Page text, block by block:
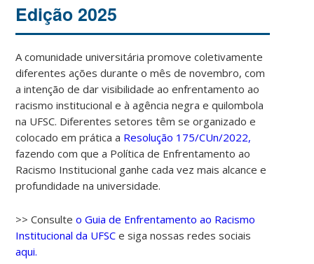
Edição 2025
A comunidade universitária promove coletivamente
diferentes ações durante o mês de novembro, com
a intenção de dar visibilidade ao enfrentamento ao
racismo institucional e à agência negra e quilombola
na UFSC. Diferentes setores têm se organizado e
colocado em prática a Resolução 175/CUn/2022,
fazendo com que a Política de Enfrentamento ao
Racismo Institucional ganhe cada vez mais alcance e
profundidade na universidade.
>> Consulteo Guia de Enfrentamento ao Racismo
Institucional da UFSC e siga nossas redes sociais
aqui.